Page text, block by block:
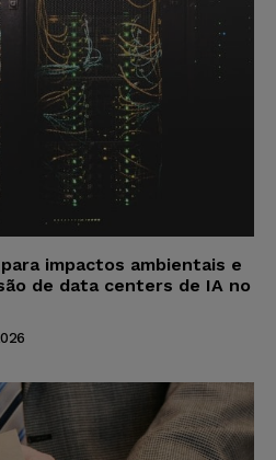
impactos ambientais e
de data centers de IA no